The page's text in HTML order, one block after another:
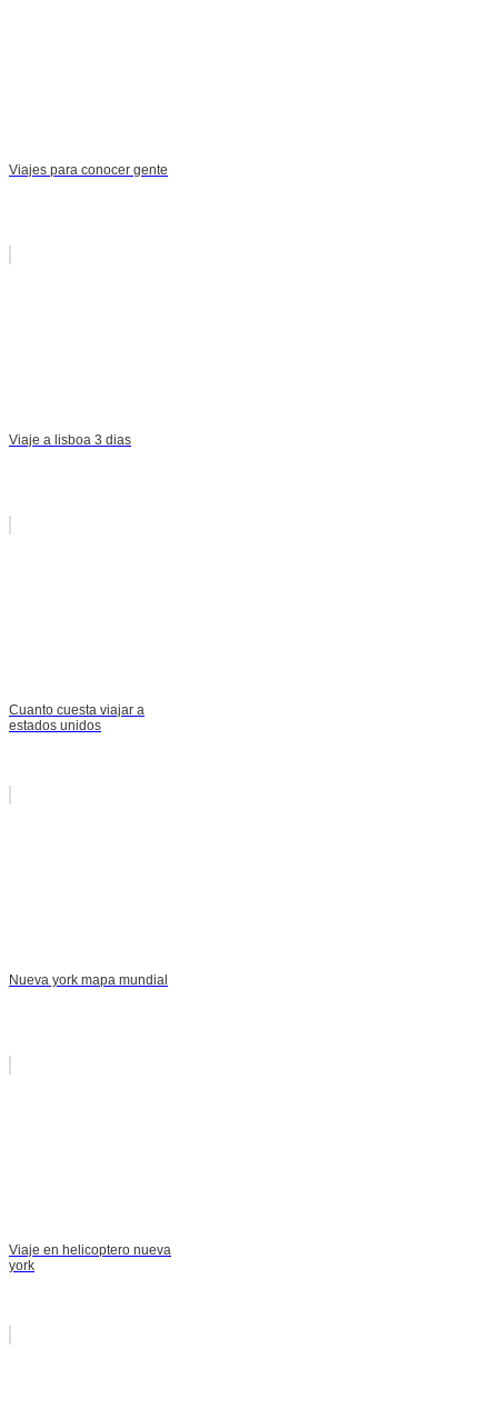
Viajes para conocer gente
Viaje a lisboa 3 dias
Cuanto cuesta viajar a
estados unidos
Nueva york mapa mundial
Viaje en helicoptero nueva
york